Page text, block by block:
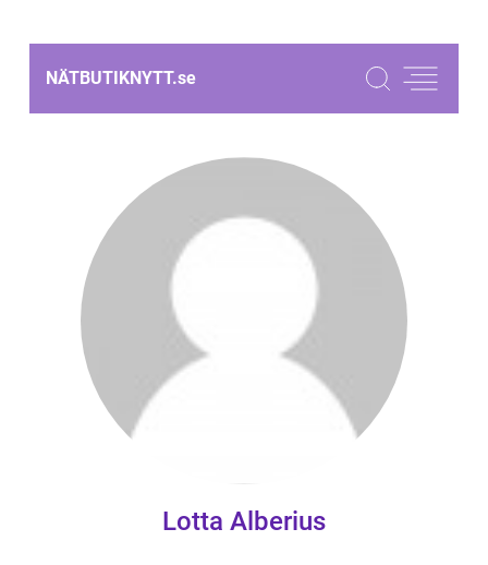
NÄTBUTIKNYTT.se
Lotta Alberius